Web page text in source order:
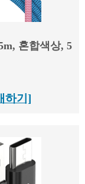
혼합색상, 5
하기]